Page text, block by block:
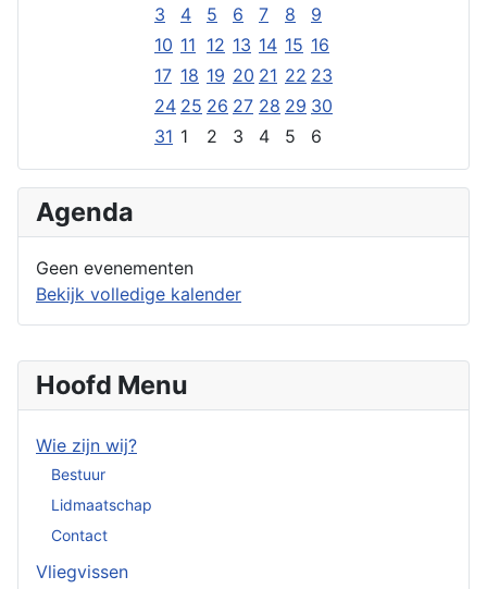
Hoofd Menu
Wie zijn wij?
Bestuur
Lidmaatschap
Contact
Vliegvissen
3
4 5 6 7 8
9
10 11 12 13 14 15 16
17 18 19 20 21 22 23
24 25 26 27 28 29 30
31 1 2 3 4 5 6
Agenda
Geen evenementen
Bekijk volledige kalender